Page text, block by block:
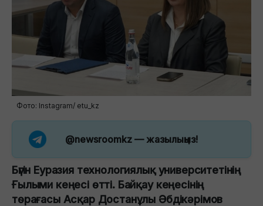
Фото: Instagram/ etu_kz
@newsroomkz — жазылыңыз!
Бүгін Еуразия технологиялық университетінің
Ғылыми кеңесі өтті. Байқау кеңесінің
төрағасы Асқар Достанұлы Әбдікәрімов